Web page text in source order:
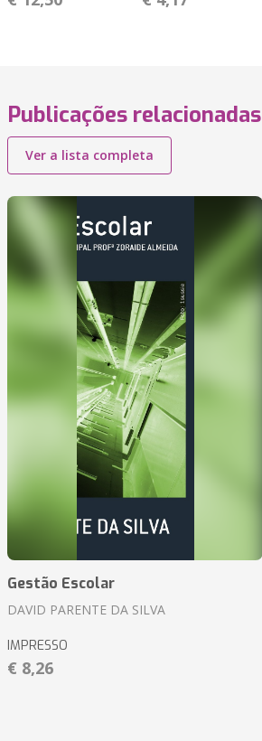
Publicações relacionadas
Ver a lista completa
Gestão Escolar
DAVID PARENTE DA SILVA
IMPRESSO
€ 8,26